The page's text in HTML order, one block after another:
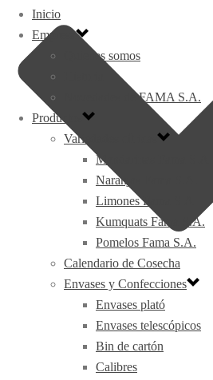
Inicio
Empresa
Quienes somos
Novedades de FAMA S.A.
Productos
Variedades cítricas
Mandarinas Fama S.A.
Naranjas Fama S.A.
Limones Fama S.A.
Kumquats Fama S.A.
Pomelos Fama S.A.
Calendario de Cosecha
Envases y Confecciones
Envases plató
Envases telescópicos
Bin de cartón
Calibres